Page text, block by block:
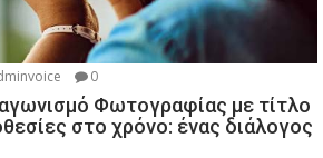
0
Φωτογραφίας με τίτλο
στο χρόνο: ένας διάλογος